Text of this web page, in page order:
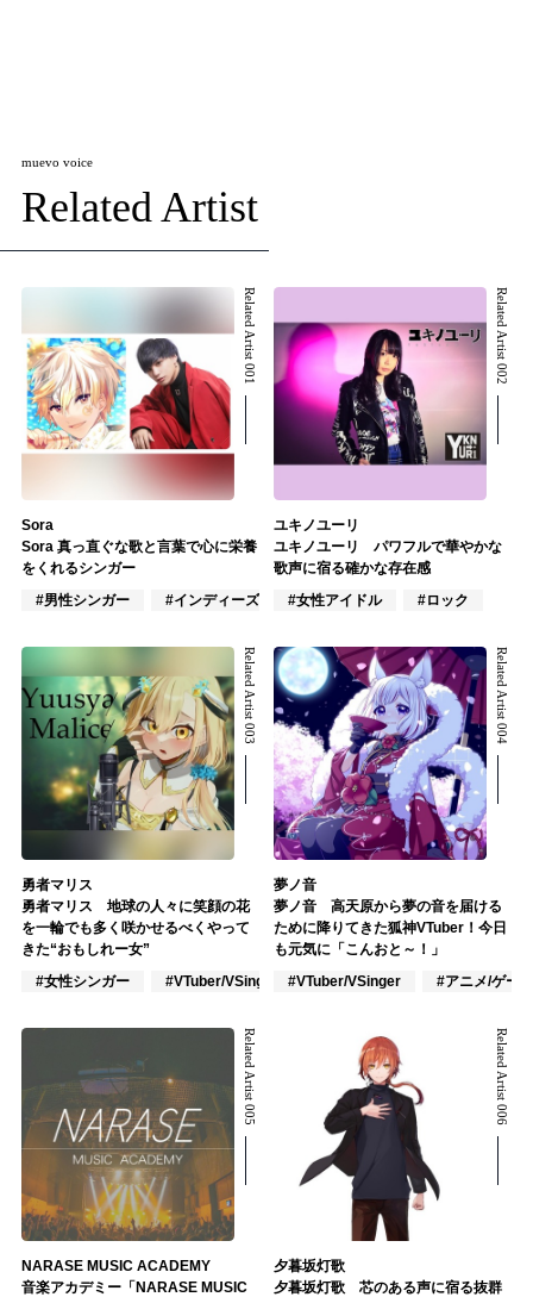
muevo voice
Related Artist
Related Artist 001
Sora
Sora 真っ直ぐな歌と言葉で心に栄養
をくれるシンガー
#男性シンガー
#インディーズ #作詞/作曲家
Related Artist 002
ユキノユーリ
ユキノユーリ パワフルで華やかな
歌声に宿る確かな存在感
#女性アイドル
#ロック
Related Artist 003
勇者マリス
勇者マリス 地球の人々に笑顔の花
を一輪でも多く咲かせるべくやって
きた“おもしれー女”
#女性シンガー
#VTuber/VSinger #VOCALOID
Related Artist 004
夢ノ音
夢ノ音 高天原から夢の音を届ける
ために降りてきた狐神VTuber！今日
も元気に「こんおと～！」
#VTuber/VSinger
#アニメ/ゲーム
Related Artist 005
NARASE MUSIC ACADEMY
音楽アカデミー「NARASE MUSIC
Related Artist 006
夕暮坂灯歌
夕暮坂灯歌 芯のある声に宿る抜群